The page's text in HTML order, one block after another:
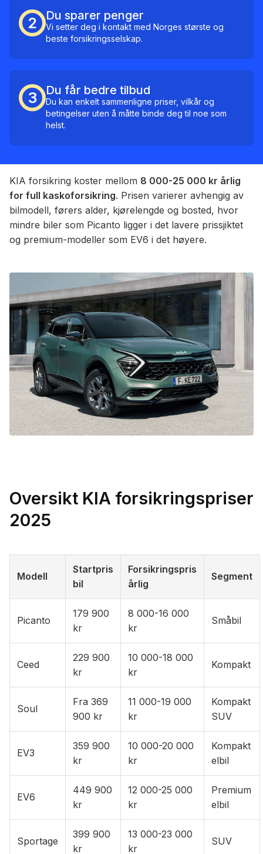
2 Du sparer penger
Vi setter deg i kontakt med Norges største og
beste forsikringsselskap.
3 Du får bedre tilbud
Du kan enkelt sammenligne priser, vilkår og
betingelser uten å måtte binde deg til noe som
helst.
KIA forsikring koster mellom 8 000-25 000 kr årlig
for full kaskoforsikring. Prisen varierer avhengig av
bilmodell, førers alder, kjørelengde og bosted, hvor
mindre biler som Picanto ligger i det lavere prissjiktet
og premium-modeller som EV6 i det høyere.
Oversikt KIA forsikringspriser
2025
Modell
Startpris
bil
Forsikringspris
årlig
Segment
Picanto
179 900
kr
8 000-16 000
kr
Småbil
Ceed
229 900
kr
10 000-18 000
kr
Kompakt
Soul
Fra 369
900 kr
11 000-19 000
kr
Kompakt
SUV
EV3
359 900
kr
10 000-20 000
kr
Kompakt
elbil
EV6
449 900
kr
12 000-25 000
kr
Premium
elbil
Sportage
399 900
kr
13 000-23 000
kr
SUV